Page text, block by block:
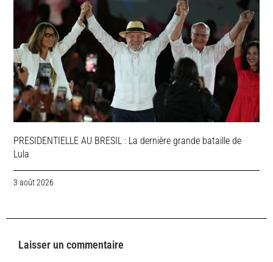
PRESIDENTIELLE AU BRESIL : La dernière grande bataille de
Lula
3 août 2026
Laisser un commentaire